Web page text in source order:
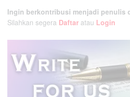
Ingin berkontribusi menjadi penulis
Silahkan segera Daftar atau Login